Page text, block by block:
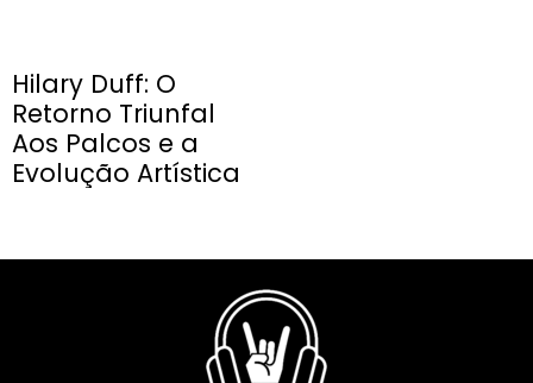
Hilary Duff: O
Retorno Triunfal
Aos Palcos e a
Evolução Artística